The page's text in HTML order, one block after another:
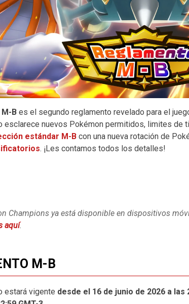
B es el segundo reglamento revelado para el
esclarece nuevos Pokémon permitidos, limites de
estándar M-B con una nueva rotación de
. ¡Les contamos todos los detalles!
Champions ya está disponible en dispositivos
aquí.
M-B
estará vigente desde el 16 de junio de 2026 a